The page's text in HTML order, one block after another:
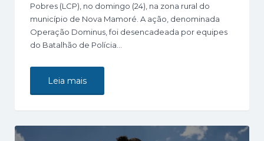
Pobres (LCP), no domingo (24), na zona rural do
município de Nova Mamoré. A ação, denominada
Operação Dominus, foi desencadeada por equipes
do Batalhão de Polícia…
Leia mais